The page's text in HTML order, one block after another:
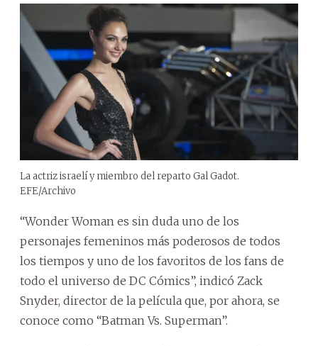
La actriz israelí y miembro del reparto Gal Gadot.
EFE/Archivo
“Wonder Woman es sin duda uno de los
personajes femeninos más poderosos de todos
los tiempos y uno de los favoritos de los fans de
todo el universo de DC Cómics”, indicó Zack
Snyder, director de la película que, por ahora, se
conoce como “Batman Vs. Superman”.